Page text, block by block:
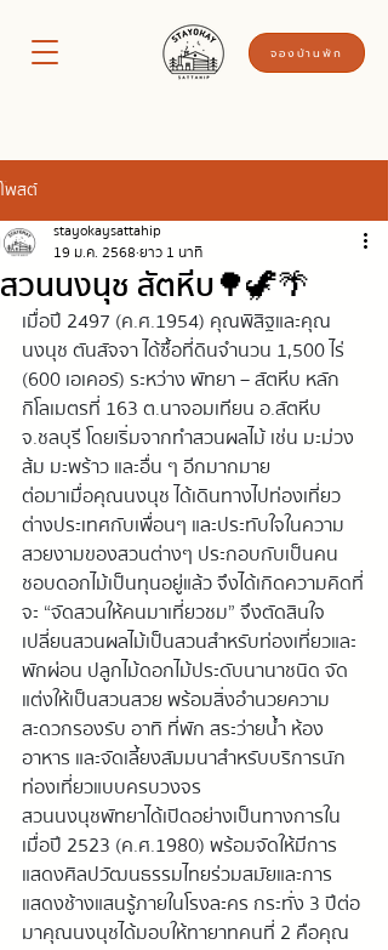
จองบ้านพัก
โพสต์
สวนนงนุช สัตหีบ🌳🦖🌴
stayokaysattahip
19 ม.ค. 2568 ยาว 1 นาที
เมื่อปี 2497 (ค.ศ.1954) คุณพิสิฐและคุณ
นงนุช ตันสัจจา ได้ซื้อที่ดินจำนวน 1,500 ไร่
(600 เอเคอร์) ระหว่าง พัทยา – สัตหีบ หลัก
กิโลเมตรที่ 163 ต.นาจอมเทียน อ.สัตหีบ
จ.ชลบุรี โดยเริ่มจากทำสวนผลไม้ เช่น มะม่วง
ส้ม มะพร้าว และอื่น ๆ อีกมากมาย
ต่อมาเมื่อคุณนงนุช ได้เดินทางไปท่องเที่ยว
ต่างประเทศกับเพื่อนๆ และประทับใจในความ
สวยงามของสวนต่างๆ ประกอบกับเป็นคน
ชอบดอกไม้เป็นทุนอยู่แล้ว จึงได้เกิดความคิดที่
จะ “จัดสวนให้คนมาเที่ยวชม” จึงตัดสินใจ
เปลี่ยนสวนผลไม้เป็นสวนสำหรับท่องเที่ยวและ
พักผ่อน ปลูกไม้ดอกไม้ประดับนานาชนิด จัด
แต่งให้เป็นสวนสวย พร้อมสิ่งอำนวยความ
สะดวกรองรับ อาทิ ที่พัก สระว่ายน้ำ ห้อง
อาหาร และจัดเลี้ยงสัมมนาสำหรับบริการนัก
ท่องเที่ยวแบบครบวงจร
สวนนงนุชพัทยาได้เปิดอย่างเป็นทางการใน
เมื่อปี 2523 (ค.ศ.1980) พร้อมจัดให้มีการ
แสดงศิลปวัฒนธรรมไทยร่วมสมัยและการ
แสดงช้างแสนรู้ภายในโรงละคร กระทั่ง 3 ปีต่อ
มาคุณนงนุชได้มอบให้ทายาทคนที่ 2 คือคุณ